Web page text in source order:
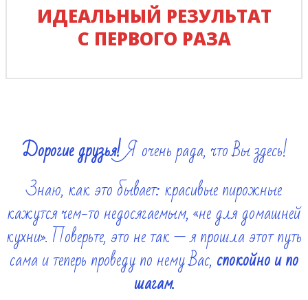
ИДЕАЛЬНЫЙ РЕЗУЛЬТАТ
С ПЕРВОГО РАЗА
Дорогие друзья!Я очень рада, что Вы здесь!
Знаю, как это бывает: красивые пирожные
кажутся чем-то недосягаемым, «не для домашней
кухни». Поверьте, это не так — я прошла этот путь
сама и теперь проведу по нему Вас, спокойно и по
шагам.